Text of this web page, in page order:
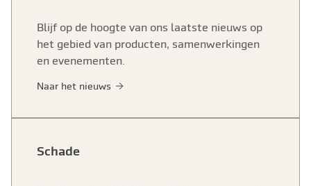
Blijf op de hoogte van ons laatste nieuws op
het gebied van producten, samenwerkingen
en evenementen.
Naar het nieuws
Schade